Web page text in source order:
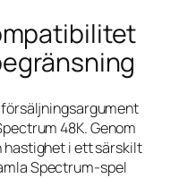
48K. Genom
i ett särskilt
Spectrum-spel